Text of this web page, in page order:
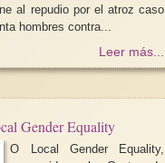
al repudio por el atroz caso
hombres contra...
Leer más...
Internacional : Local Gender Equality
O Local Gender Equality,